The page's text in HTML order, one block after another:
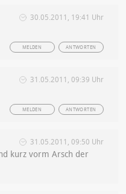
30.05.2011, 19:41 Uhr
ANTWORTEN
MELDEN
31.05.2011, 09:39 Uhr
ANTWORTEN
MELDEN
31.05.2011, 09:50 Uhr
kurz vorm Arsch der